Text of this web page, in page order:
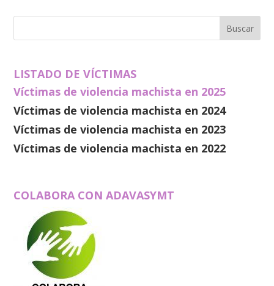
LISTADO DE VÍCTIMAS
Víctimas de violencia machista en 2025
Víctimas de violencia machista en 2024
Víctimas de violencia machista en 2023
Víctimas de violencia machista en 2022
COLABORA CON ADAVASYMT